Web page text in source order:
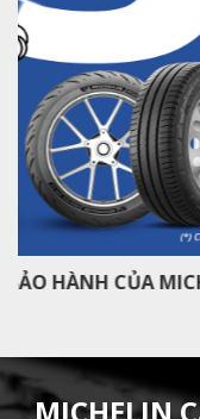
3 PHÚT KIỂM
Cách Thức Và
GIẢN ĐỂ CÓ